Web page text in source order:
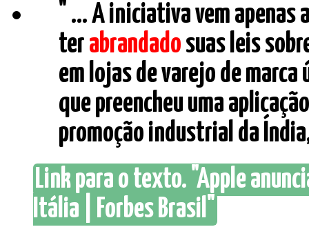
" ... A iniciativa vem apenas
terabrandadosuas leis
em lojas de varejo de
que preencheu uma
promoção industrial da
Link para o texto. "Apple
Itália | Forbes Brasil"